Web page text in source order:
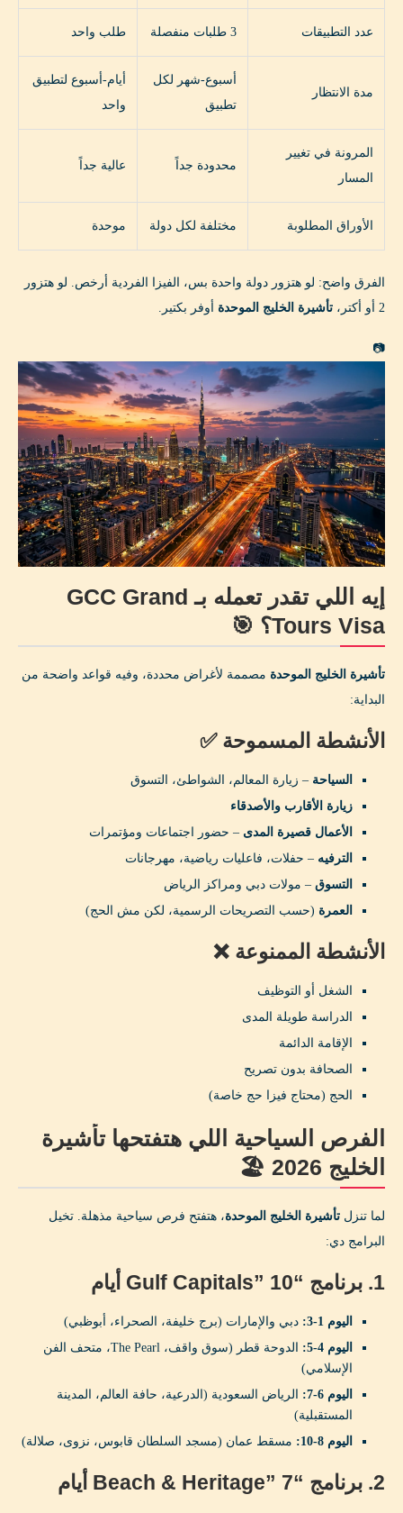
عدد التطبيقات 3 طلبات منفصلة طلب واحد
مدة الانتظار
أسبوع-شهر لكل
تطبيق
أيام-أسبوع لتطبيق
واحد
المرونة في تغيير
المسار
محدودة جداً عالية جداً
الأوراق المطلوبة مختلفة لكل دولة موحدة
الفرق واضح: لو هتزور دولة واحدة بس، الفيزا الفردية أرخص. لو هتزور
2 أو أكتر،
تأشيرة الخليج الموحدة أوفر بكتير.
📷
إيه اللي تقدر تعمله بـ GCC Grand
Tours Visa؟ 🎯
تأشيرة الخليج الموحدة مصممة لأغراض محددة، وفيه قواعد واضحة من
البداية:
الأنشطة المسموحة ✅
السياحة – زيارة المعالم، الشواطئ، التسوق
زيارة الأقارب والأصدقاء
الأعمال قصيرة المدى – حضور اجتماعات ومؤتمرات
الترفيه – حفلات، فاعليات رياضية، مهرجانات
التسوق – مولات دبي ومراكز الرياض
العمرة (حسب التصريحات الرسمية، لكن مش الحج)
الأنشطة الممنوعة ❌
الشغل أو التوظيف
الدراسة طويلة المدى
الإقامة الدائمة
الصحافة بدون تصريح
الحج (محتاج فيزا حج خاصة)
الفرص السياحية اللي هتفتحها تأشيرة
الخليج 2026 🏖️
لما تنزل تأشيرة الخليج الموحدة، هتفتح فرص سياحية مذهلة. تخيل
البرامج دي:
1. برنامج “Gulf Capitals” 10 أيام
اليوم 1-3:
دبي والإمارات (برج خليفة، الصحراء، أبوظبي)
اليوم 4-5:
الدوحة قطر (سوق واقف، The Pearl، متحف الفن
الإسلامي)
اليوم 6-7:
الرياض السعودية (الدرعية، حافة العالم، المدينة
المستقبلية)
اليوم 8-10:
مسقط عمان (مسجد السلطان قابوس، نزوى، صلالة)
2. برنامج “Beach & Heritage” 7 أيام